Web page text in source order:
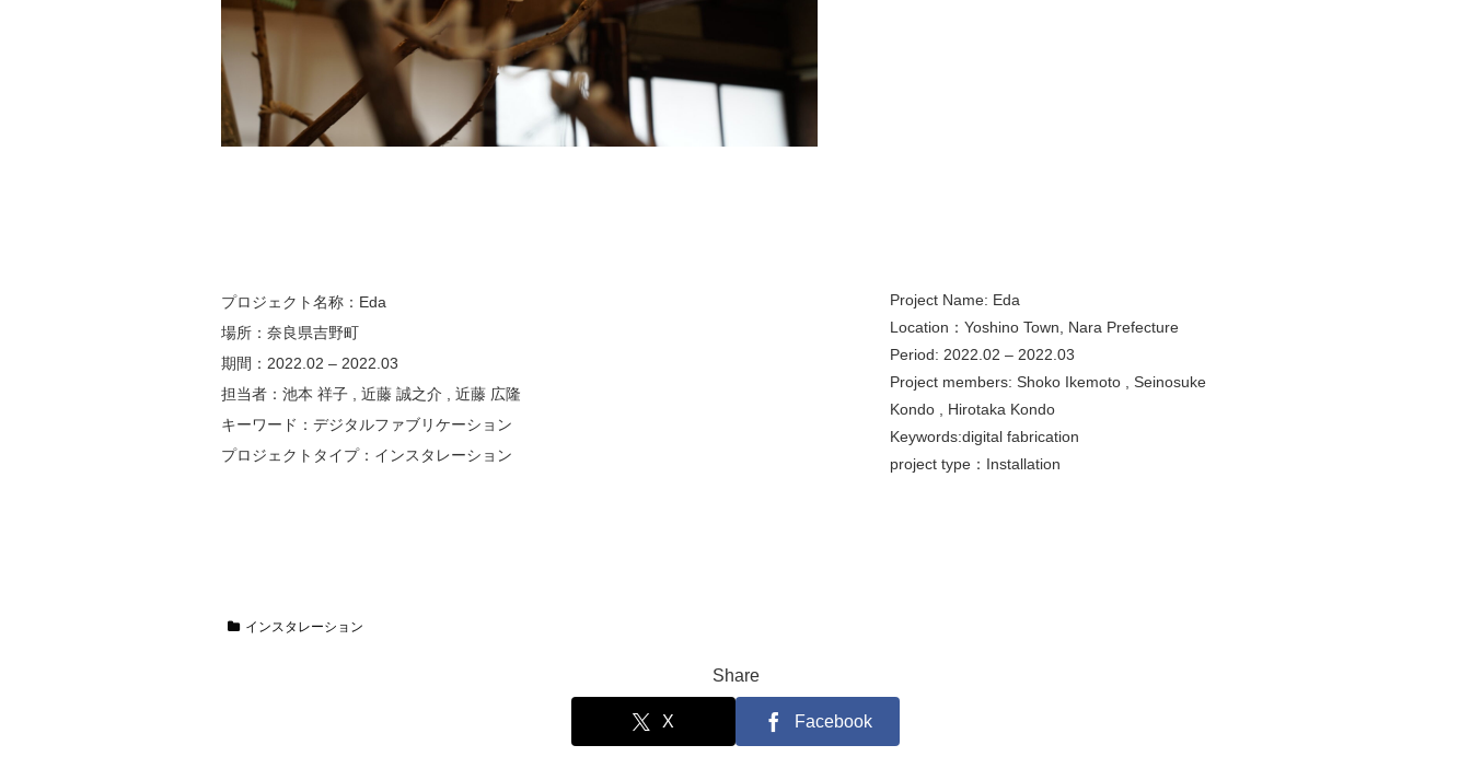
プロジェクト名称：Eda
場所：奈良県吉野町
期間：2022.02 – 2022.03
担当者：池本 祥子 , 近藤 誠之介 , 近藤 広隆
キーワード：デジタルファブリケーション
プロジェクトタイプ：インスタレーション
Project Name: Eda
Location：Yoshino Town, Nara Prefecture
Period: 2022.02 – 2022.03
Project members: Shoko Ikemoto , Seinosuke
Kondo , Hirotaka Kondo
Keywords:digital fabrication
project type：Installation
インスタレーション
Share
X Facebook